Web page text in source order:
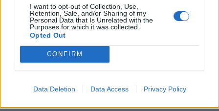
I want to opt-out of Collection, Use,
Retention, Sale, and/or Sharing of my
Personal Data that Is Unrelated with the
Purposes for which it was collected.
Opted Out
CONFIRM
Data Deletion Data Access Privacy Policy
ЈА НАПУШТААТ АЛБАНИЈА, се
тврди дека се на Еди Рама
(Видео) ШТО ДА ПРАВИ
ГРЦИЈА, кога децата бараат
домашно месо
Дубаи остана без туристи- им
ќе го донесат семејството или